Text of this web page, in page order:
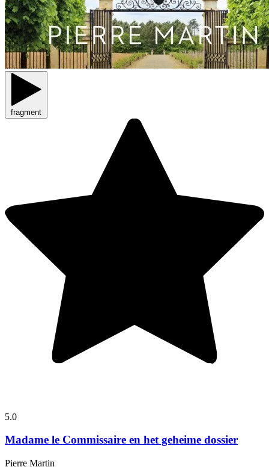
fragment
5.0
Madame le Commissaire en het geheime dossier
Pierre Martin